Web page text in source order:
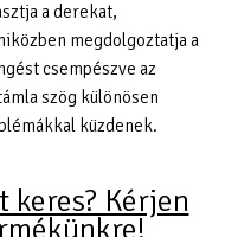
a derekat,
megdolgoztatja a
csempészve az
szög különösen
küzdenek.
keres? Kérjen